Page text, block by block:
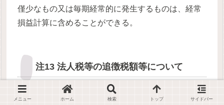
僅少なもの又は毎期経常的に発生するものは、経常
損益計算に含めることができる。
注13 法人税等の追徴税額等について
(損益計算書原則八)
メニュー ホーム 検索 トップ サイドバー